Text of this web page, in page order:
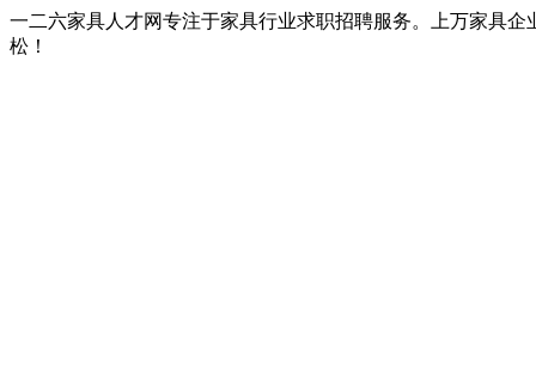
一二六家具人才网专注于家具行业求职招聘服务。上万家具
松！